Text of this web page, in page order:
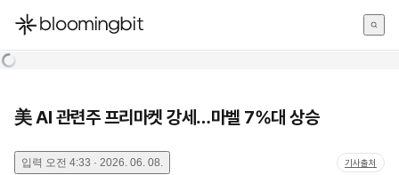
한국어
美 AI 관련주 프리마켓 강세…마벨 7%대 상승
입력 오전 4:33 · 2026. 06. 08. 기사출처